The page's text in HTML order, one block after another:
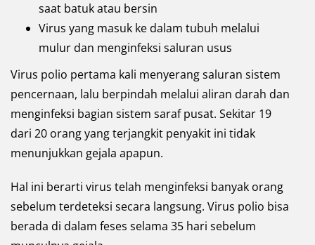
saat batuk atau bersin
Virus yang masuk ke dalam tubuh melalui
mulur dan menginfeksi saluran usus
Virus polio pertama kali menyerang saluran sistem
pencernaan, lalu berpindah melalui aliran darah dan
menginfeksi bagian sistem saraf pusat. Sekitar 19
dari 20 orang yang terjangkit penyakit ini tidak
menunjukkan gejala apapun.
Hal ini berarti virus telah menginfeksi banyak orang
sebelum terdeteksi secara langsung. Virus polio bisa
berada di dalam feses selama 35 hari sebelum